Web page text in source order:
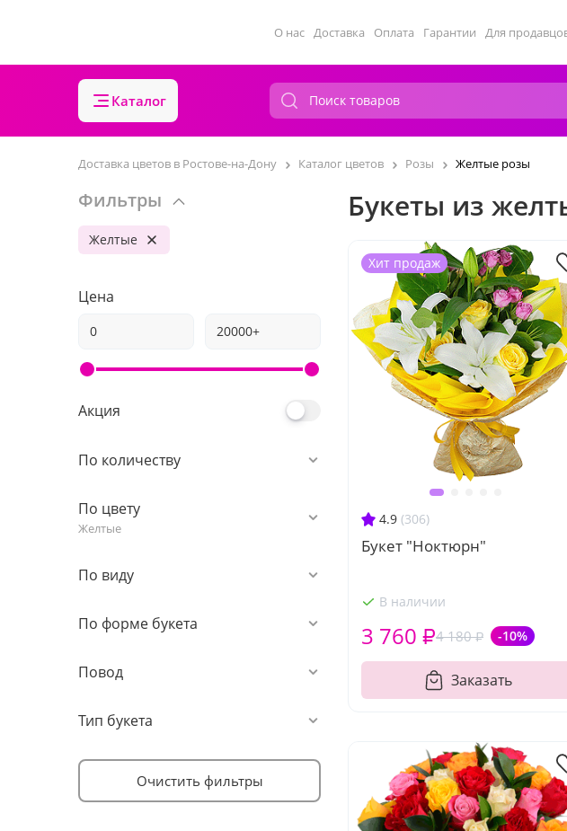
О нас Доставка Оплата Гарантии Для
Каталог
Доставка цветов в Ростове-на-Дону Каталог цветов Розы Желтые розы
Фильтры
Желтые
Цена
Акция
По количеству
По цвету
Желтые
По виду
По форме букета
Повод
Тип букета
Очистить фильтры
Букеты из
4.9 (306)
Букет "Ноктюрн"
В наличии
4 180 ₽ -10%
3 760 ₽
Заказать
Хит продаж